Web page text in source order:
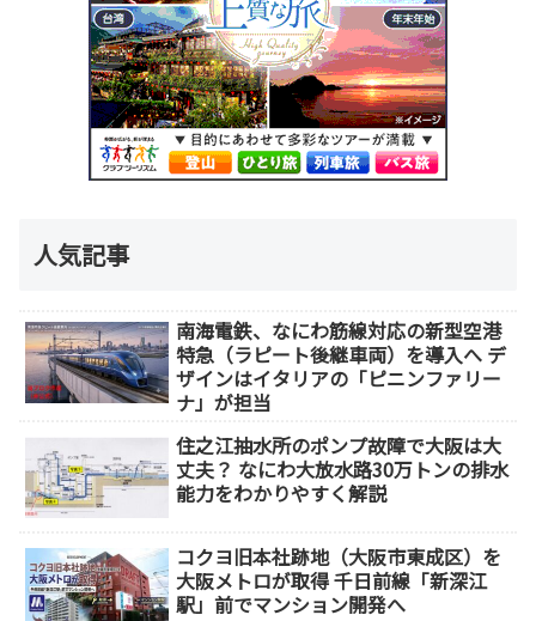
人気記事
南海電鉄、なにわ筋線対応の新型空港
特急（ラピート後継車両）を導入へ デ
ザインはイタリアの「ピニンファリー
ナ」が担当
住之江抽水所のポンプ故障で大阪は大
丈夫？ なにわ大放水路30万トンの排水
能力をわかりやすく解説
コクヨ旧本社跡地（大阪市東成区）を
大阪メトロが取得 千日前線「新深江
駅」前でマンション開発へ